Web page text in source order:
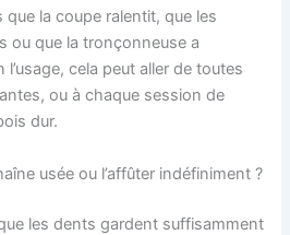
que la coupe ralentit, que les
ou que la tronçonneuse a
cela peut aller de toutes
ou à chaque session de
dur.
usée ou l’affûter indéfiniment ?
les dents gardent suffisamment